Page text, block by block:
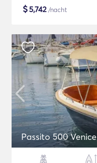
$5,742/nacht
Passito 500 Venice